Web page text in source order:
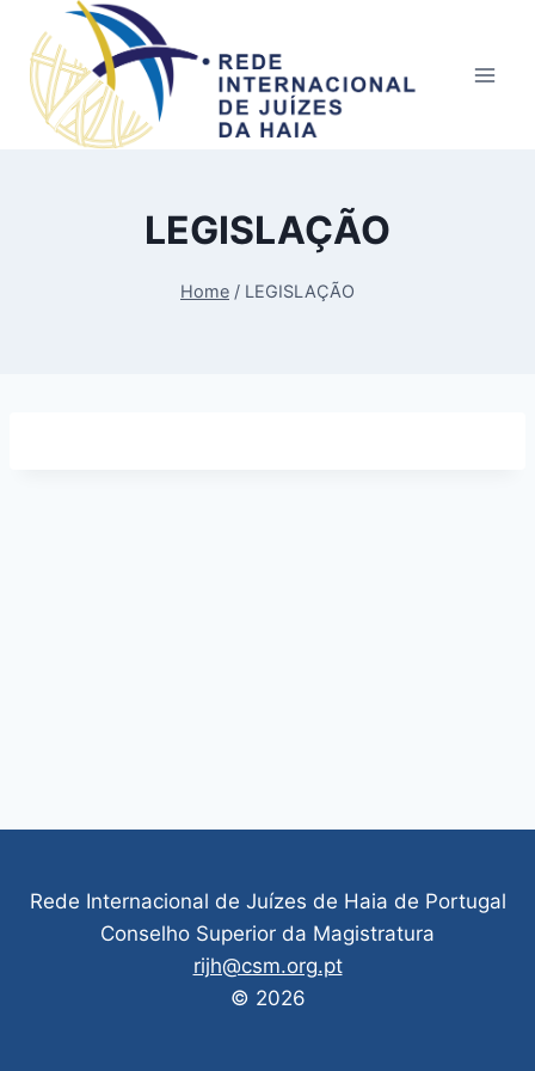
content
LEGISLAÇÃO
Home / LEGISLAÇÃO
Rede Internacional de Juízes de Haia de Portugal
Conselho Superior da Magistratura
rijh@csm.org.pt
© 2026